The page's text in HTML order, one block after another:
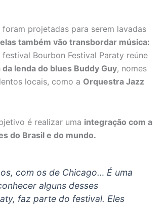
projetadas para serem lavadas
elas também vão transbordar música:
festival Bourbon Festival Paraty reúne
da lenda do blues Buddy Guy, nomes
locais, como a Orquestra Jazz
é realizar uma integração com a
do Brasil e do mundo.
com os de Chicago… É uma
alguns desses
faz parte do festival. Eles